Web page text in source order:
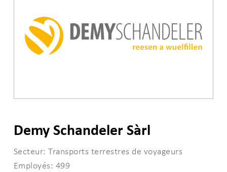
Demy Schandeler Sàrl
Secteur: Transports terrestres de voyageurs
Employés: 499